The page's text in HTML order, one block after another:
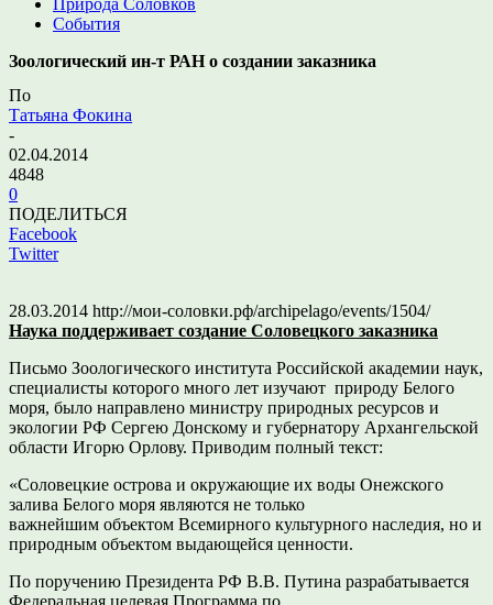
События
Зоологический ин-т РАН о создании заказника
По
Татьяна Фокина
-
02.04.2014
4848
0
ПОДЕЛИТЬСЯ
Facebook
Twitter
28.03.2014 http://мои-соловки.рф/archipelago/events/1504/
Наука поддерживает создание Соловецкого заказника
Письмо Зоологического института Российской академии наук,
специалисты которого много лет изучают природу Белого
моря, было направлено министру природных ресурсов и
экологии РФ Сергею Донскому и губернатору Архангельской
области Игорю Орлову. Приводим полный текст:
«Соловецкие острова и окружающие их воды Онежского
залива Белого моря являются не только
важнейшим объектом Всемирного культурного наследия, но и
природным объектом выдающейся ценности.
По поручению Президента РФ В.В. Путина разрабатывается
Федеральная целевая Программа по